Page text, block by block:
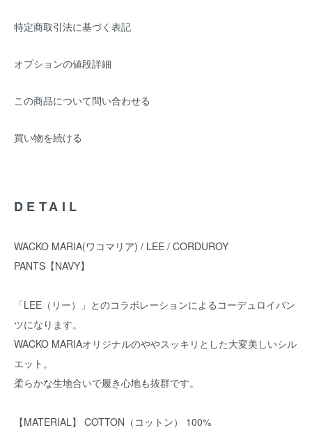
特定商取引法に基づく表記
オプションの値段詳細
この商品について問い合わせる
買い物を続ける
DETAIL
WACKO MARIA(ワコマリア) / LEE / CORDUROY
PANTS【NAVY】
「LEE（リー）」とのコラボレーションによるコーデュロイパン
ツになります。
WACKO MARIAオリジナルのややスッキリとした大変美しいシル
エット。
柔らかな生地合いで履き心地も抜群です。
【MATERIAL】 COTTON（コットン） 100%